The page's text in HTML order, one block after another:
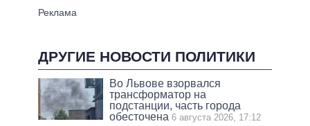
ДРУГИЕ НОВОСТИ ПОЛИТИКИ
Во Львове взорвался
трансформатор на
подстанции, часть города
обесточена 6 августа 2026, 17:12